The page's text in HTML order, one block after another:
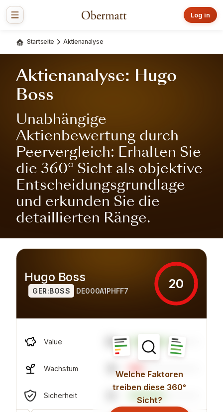
Log in
Startseite Aktienanalyse
Aktienanalyse: Hugo
Boss
Unabhängige
Aktienbewertung durch
Peervergleich: Erhalten Sie
die 360° Sicht als objektive
Entscheidungsgrundlage
und erkunden Sie die
detaillierten Ränge.
Hugo Boss
GER:BOSS DE000A1PHFF7 20
Value 59
Wachstum 19
Sicherheit
Welche Faktoren
treiben diese 360°
Sicht?